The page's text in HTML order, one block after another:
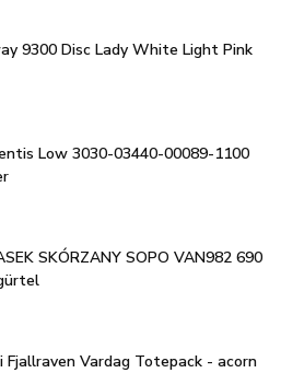
9300 Disc Lady White Light Pink
Low 3030-03440-00089-1100
SKÓRZANY SOPO VAN982 690
Fjallraven Vardag Totepack - acorn